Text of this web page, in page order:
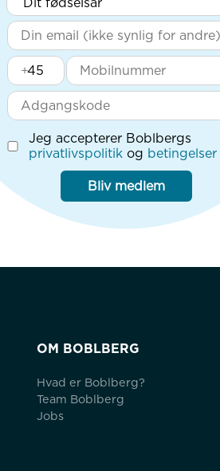
+
Jeg accepterer Boblbergs
privatlivspolitik og betingelser
Bliv medlem
OM BOBLBERG
Hvad er Boblberg?
Team Boblberg
Jobs